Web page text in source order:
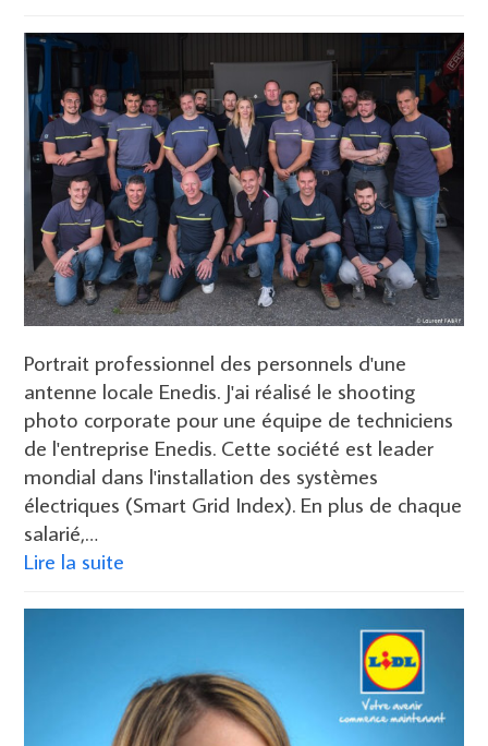
Portrait professionnel des personnels d'une
antenne locale Enedis. J'ai réalisé le shooting
photo corporate pour une équipe de techniciens
de l'entreprise Enedis. Cette société est leader
mondial dans l'installation des systèmes
électriques (Smart Grid Index). En plus de chaque
salarié,…
Lire la suite